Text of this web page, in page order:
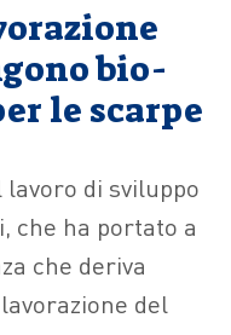
bio-
le scarpe
di sviluppo
che ha portato a
che deriva
del